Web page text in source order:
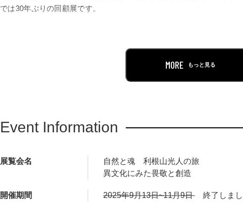
では30年ぶりの回顧展です。
れた厖大な版画やスケッチ、コラージュなどの作品群を調査するなか
中東や欧米、そして日本各地の祭り、とりわけ古墳や遺跡に関心を寄
の蒐集品、記録写真など、総数250点を超える作品、資料で、多彩な
MORE もっと見る
Event Information
展覧会名
自然と魂 利根山光人の旅
異文化にみた畏敬と創造
開催期間 2025年9月13日~11月9日 終了しま